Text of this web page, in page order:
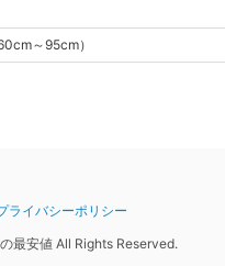
～95cm）
ライバシーポリシー
最安値 All Rights Reserved.